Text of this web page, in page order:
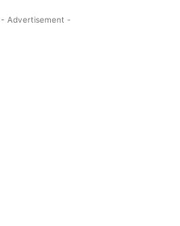
- Advertisement -